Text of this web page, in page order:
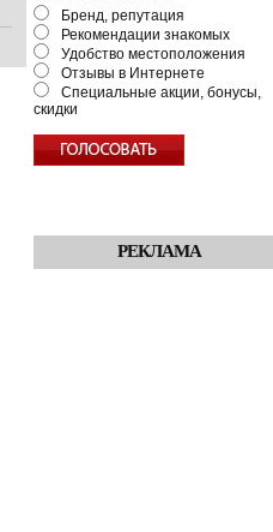
Бренд, репутация
Рекомендации знакомых
Удобство местоположения
Отзывы в Интернете
Специальные акции, бонусы,
скидки
РЕКЛАМА